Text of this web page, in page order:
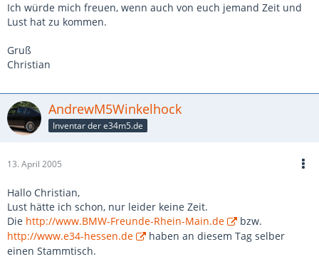
Ich würde mich freuen, wenn auch von euch jemand Zeit und
Lust hat zu kommen.
Gruß
Christian
AndrewM5Winkelhock
Inventar der e34m5.de
13. April 2005
Hallo Christian,
Lust hätte ich schon, nur leider keine Zeit.
Die http://www.BMW-Freunde-Rhein-Main.de
bzw.
http://www.e34-hessen.de
haben an diesem Tag selber
einen Stammtisch.